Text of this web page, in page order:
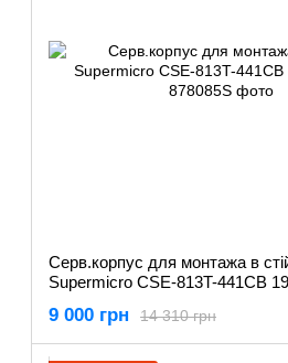
Серв.корпус для монтажа в
Supermicro CSE-813T-441CB
14 310 грн
9 000 грн